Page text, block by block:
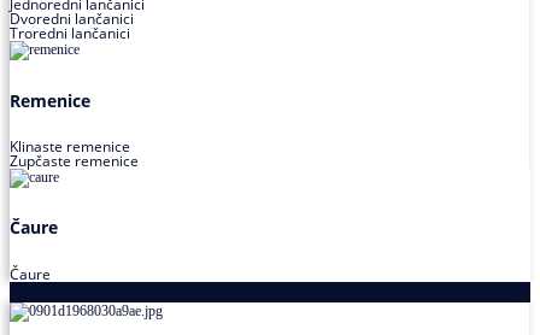
Jednoredni lančanici
Dvoredni lančanici
Troredni lančanici
Remenice
Klinaste remenice
Zupčaste remenice
Čaure
Čaure